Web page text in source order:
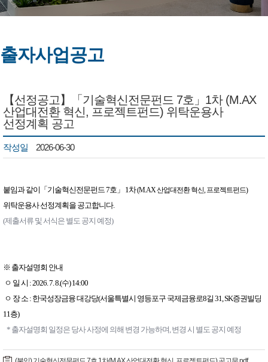
출자사업공고
【선정공고】「기술혁신전문펀드 7호」1차 (M.AX
산업대전환 혁신, 프로젝트펀드) 위탁운용사
선정계획 공고
작성일 2026-06-30
붙임과 같이 「기술혁신전문펀드 7호 」 1차(M.AX 산업대전환 혁신, 프로젝트펀드)
위탁운용사 선정계획을 공고합니다.
(제출서류 및 서식은 별도 공지 예정)
※ 출자설명회 안내
ㅇ 일 시 : 2026. 7. 8.(수) 14:00
ㅇ 장 소 : 한국성장금융 대강당(서울특별시 영등포구 국제금융로8길 31, SK증권빌딩
11층)
* 출자설명회 일정은 당사 사정에 의해 변경 가능하며, 변경 시 별도 공지 예정 ​